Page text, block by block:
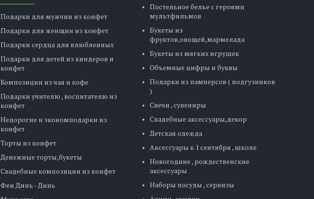
Подарки для мужчин из конфет
Подарки для женщин из конфет
Подарки сердца для влюбленных
Подарки для детей из киндеров и
конфет
Композиции из чая и кофе
Подарки учителю , воспитателю из
конфет
Недорогие и экономподарки из
конфет
Торты из конфет
Денежные торты,букеты
Свадебные композиции из конфет
Феи Динь - Динь
Постельное белье с героями
мультфильмов
Букеты из
фруктов,овощей,мармелада
Букеты из мягких игрушек
Объемные цифры и буквы
Подарки из памперсов ( подгузников
)
Свечи , сувениры
Свадебные аксессуары,декор
Детская одежда
Аксессуары к 1 сентября , школе
Новогодние , рождественские
аксессуары
Наборы посуды , сервизы